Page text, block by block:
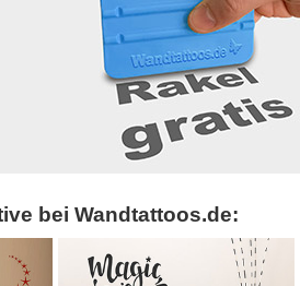
bei Wandtattoos.de: